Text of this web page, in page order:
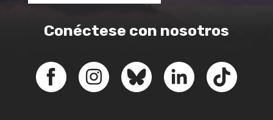
Conéctese con nosotros